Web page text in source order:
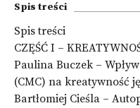
Spis treści
Spis treści
CZĘŚĆ I –
Paulina Buczek –
(CMC) na kreatywność
Bartłomiej Cieśla –